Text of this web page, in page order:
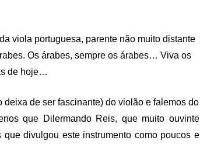
viola portuguesa, parente não muito distante
Os árabes, sempre os árabes… Viva os
de hoje…
de ser fascinante) do violão e falemos do
que Dilermando Reis, que muito ouvinte
divulgou este instrumento como poucos e